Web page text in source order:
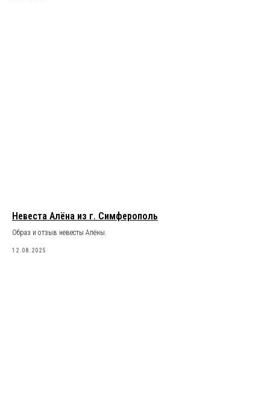
Невеста Алёна из г. Симферополь
Образ и отзыв невесты Алёны.
12.08.2025